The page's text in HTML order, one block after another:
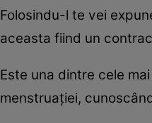
Folosindu-l te vei
aceasta fiind un
Este una dintre cele
menstruaţiei,